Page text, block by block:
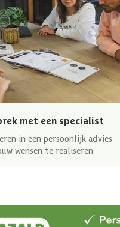
met een specialist
in een persoonlijk advies
wensen te realiseren